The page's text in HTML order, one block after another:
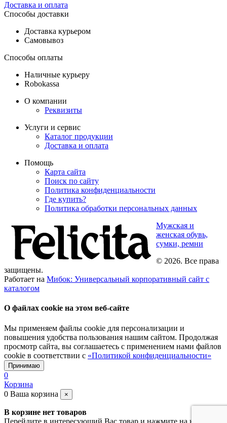
Доставка и оплата
Способы доставки
Доставка курьером
Самовывоз
Способы оплаты
Наличные курьеру
Robokassa
О компании
Реквизиты
Услуги и сервис
Каталог продукции
Доставка и оплата
Помощь
Карта сайта
Поиск по сайту
Политика конфиденциальности
Где купить?
Политика обработки персональных данных
Мужская и
женская обувь,
сумки, ремни
© 2026. Все права
защищены.
Работает на Мибок: Универсальный корпоративный сайт с
каталогом
О файлах cookie на этом веб-сайте
Мы применяем файлы cookie для персонализации и
повышения удобства пользования нашим сайтом. Продолжая
просмотр сайта, вы соглашаетесь с применением нами файлов
cookie в соответствии с «Политикой конфиденциальности»
Принимаю
0
Корзина
0 Ваша корзина ×
В корзине нет товаров
Перейдите в интересующий Вас товар и нажмите на кнопку